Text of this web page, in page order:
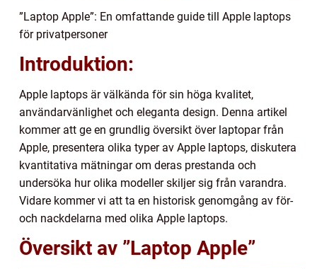
”Laptop Apple”: En omfattande guide till Apple laptops
för privatpersoner
Introduktion:
Apple laptops är välkända för sin höga kvalitet,
användarvänlighet och eleganta design. Denna artikel
kommer att ge en grundlig översikt över laptopar från
Apple, presentera olika typer av Apple laptops, diskutera
kvantitativa mätningar om deras prestanda och
undersöka hur olika modeller skiljer sig från varandra.
Vidare kommer vi att ta en historisk genomgång av för-
och nackdelarna med olika Apple laptops.
Översikt av ”Laptop Apple”